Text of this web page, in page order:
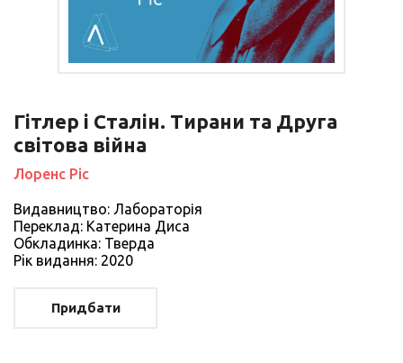
Гітлер і Сталін. Тирани та Друга
світова війна
Лоренс Ріс
Видавництво: Лабораторія
Переклад: Катерина Диса
Обкладинка: Тверда
Рiк видання: 2020
Придбати